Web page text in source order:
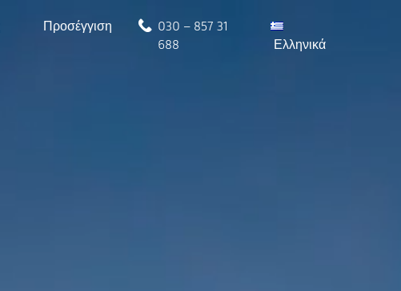
Προσέγγιση
030 – 857 31
688
Ελληνικά